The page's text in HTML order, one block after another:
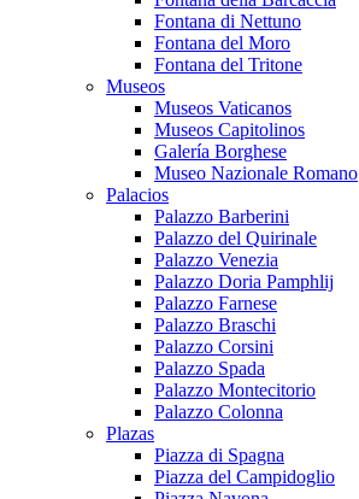
Fontana di Nettuno
Fontana del Moro
Fontana del Tritone
Museos
Museos Vaticanos
Museos Capitolinos
Galería Borghese
Museo Nazionale Romano
Palacios
Palazzo Barberini
Palazzo del Quirinale
Palazzo Venezia
Palazzo Doria Pamphlij
Palazzo Farnese
Palazzo Braschi
Palazzo Corsini
Palazzo Spada
Palazzo Montecitorio
Palazzo Colonna
Plazas
Piazza di Spagna
Piazza del Campidoglio